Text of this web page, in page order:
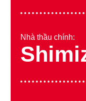
Nhà thầu chính: